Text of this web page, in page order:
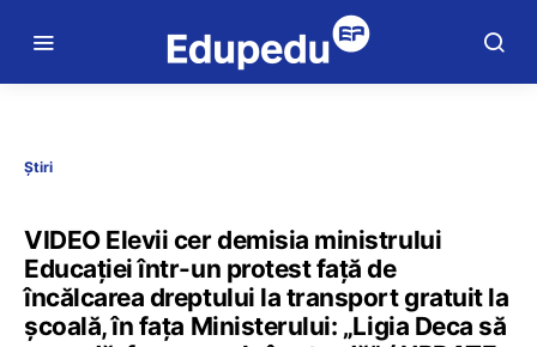
Știri
VIDEO Elevii cer demisia ministrului
Educației într-un protest față de
încălcarea dreptului la transport gratuit la
școală, în fața Ministerului: „Ligia Deca să